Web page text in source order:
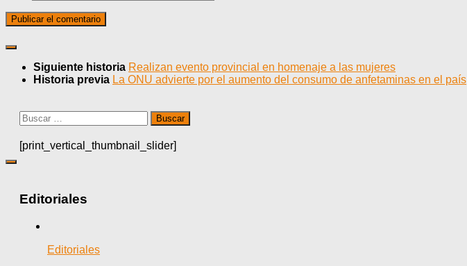
Siguiente historia Realizan evento provincial en homenaje a las mujeres
Historia previa La ONU advierte por el aumento del consumo de anfetaminas en el país
Buscar:
[print_vertical_thumbnail_slider]
Editoriales
Editoriales